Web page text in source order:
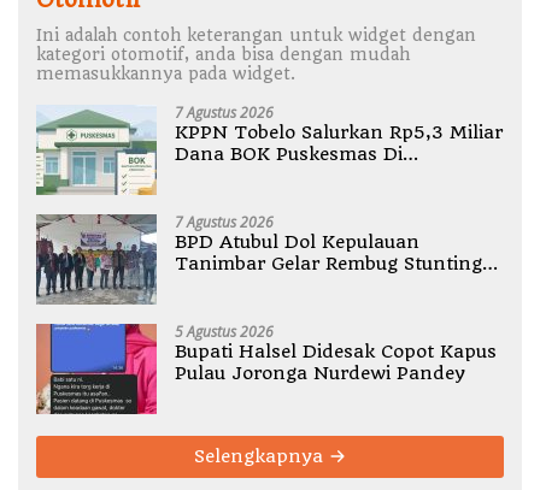
Ini adalah contoh keterangan untuk widget dengan
kategori otomotif, anda bisa dengan mudah
memasukkannya pada widget.
7 Agustus 2026
KPPN Tobelo Salurkan Rp5,3 Miliar
Dana BOK Puskesmas Di
7 Agustus 2026
BPD Atubul Dol Kepulauan
Tanimbar Gelar Rembug Stunting
5 Agustus 2026
Bupati Halsel Didesak Copot Kapus
Pulau Joronga Nurdewi Pandey
Selengkapnya